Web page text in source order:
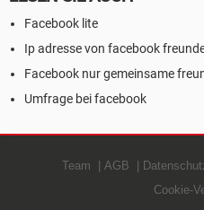
Facebook lite
Ip adresse von facebook
Facebook nur gemeinsame
Umfrage bei facebook
Team AGB
Cookie-